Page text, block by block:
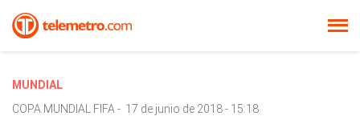
MUNDIAL
COPA MUNDIAL FIFA - 17 de junio de 2018 - 15:18